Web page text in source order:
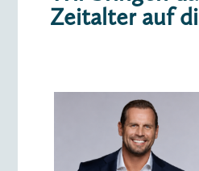
Zeitalter auf